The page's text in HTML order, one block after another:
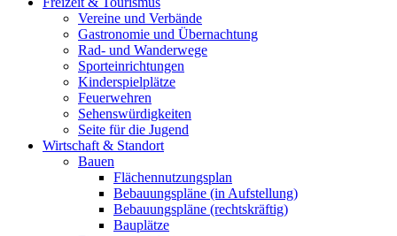
Vereine und Verbände
Gastronomie und Übernachtung
Rad- und Wanderwege
Sporteinrichtungen
Kinderspielplätze
Feuerwehren
Sehenswürdigkeiten
Seite für die Jugend
Wirtschaft & Standort
Bauen
Flächennutzungsplan
Bebauungspläne (in Aufstellung)
Bebauungspläne (rechtskräftig)
Bauplätze